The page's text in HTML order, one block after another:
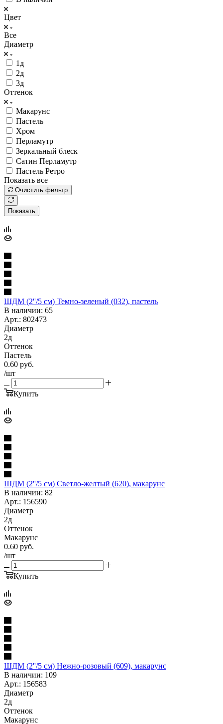
Цвет
Все
Диаметр
1д
2д
3д
Оттенок
Макарунс
Пастель
Хром
Перламутр
Зеркальный блеск
Сатин Перламутр
Пастель Ретро
Показать все
Очистить фильтр
Показать
ШДМ (2''/5 см) Темно-зеленый (032), пастель
В наличии: 65
Арт.: 802473
Диаметр
2д
Оттенок
Пастель
0.60 руб.
/шт
Купить
ШДМ (2''/5 см) Светло-желтый (620), макарунс
В наличии: 82
Арт.: 156590
Диаметр
2д
Оттенок
Макарунс
0.60 руб.
/шт
Купить
ШДМ (2''/5 см) Нежно-розовый (609), макарунс
В наличии: 109
Арт.: 156583
Диаметр
2д
Оттенок
Макарунс